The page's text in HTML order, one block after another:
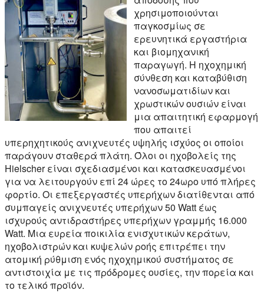
χρησιμοποιούνται
παγκοσμίως σε
ερευνητικά εργαστήρια
και βιομηχανική
παραγωγή. Η ηχοχημική
σύνθεση και καταβύθιση
νανοσωματιδίων και
χρωστικών ουσιών είναι
μια απαιτητική εφαρμογή
που απαιτεί
υπερηχητικούς ανιχνευτές υψηλής ισχύος οι οποίοι
παράγουν σταθερά πλάτη. Όλοι οι ηχοβολείς της
Hielscher είναι σχεδιασμένοι και κατασκευασμένοι
για να λειτουργούν επί 24 ώρες το 24ωρο υπό πλήρες
φορτίο. Οι επεξεργαστές υπερήχων διατίθενται από
συμπαγείς ανιχνευτές υπερήχων 50 Watt έως
ισχυρούς αντιδραστήρες υπερήχων γραμμής 16.000
Watt. Μια ευρεία ποικιλία ενισχυτικών κεράτων,
ηχοβολιστρών και κυψελών ροής επιτρέπει την
ατομική ρύθμιση ενός ηχοχημικού συστήματος σε
αντιστοιχία με τις πρόδρομες ουσίες, την πορεία και
το τελικό προϊόν.